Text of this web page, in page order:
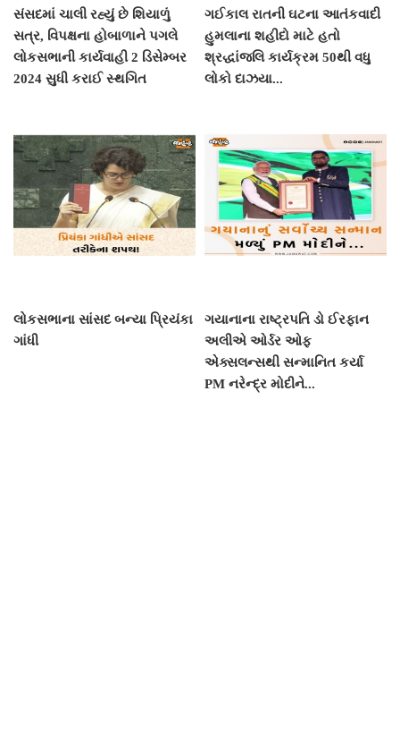
સંસદમાં ચાલી રહ્યું છે શિયાળું
સત્ર, વિપક્ષના હોબાળાને પગલે
લોકસભાની કાર્યવાહી 2 ડિસેમ્બર
2024 સુધી કરાઈ સ્થગિત
ગઈકાલ રાતની ઘટના આતંકવાદી
હુમલાના શહીદો માટે હતો
શ્રદ્ધાંજલિ કાર્યક્રમ 50થી વધુ
લોકો દાઝયા...
લોકસભાના સાંસદ બન્યા પ્રિયંકા
ગાંધી
ગયાનાના રાષ્ટ્રપતિ ડો ઈરફાન
અલીએ ઓર્ડર ઓફ
એક્સલન્સથી સન્માનિત કર્યા
PM નરેન્દ્ર મોદીને...